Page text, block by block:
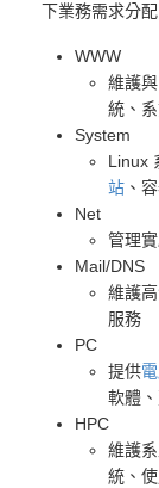
下業務需求分配
WWW
維護
統、
System
Linux
站 、
Net
管理
Mail/DNS
維護
服務
PC
提供
軟體
HPC
維護
統、